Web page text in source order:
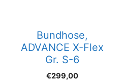
Bundhose,
ADVANCE X-Flex
Gr. S-6
€299,00